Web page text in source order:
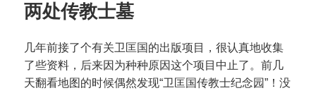
两处传教士墓
几年前接了个有关卫匡国的出版项目，很认真地收集
了些资料，后来因为种种原因这个项目中止了。前几
天翻看地图的时候偶然发现“卫匡国传教士纪念园”！没